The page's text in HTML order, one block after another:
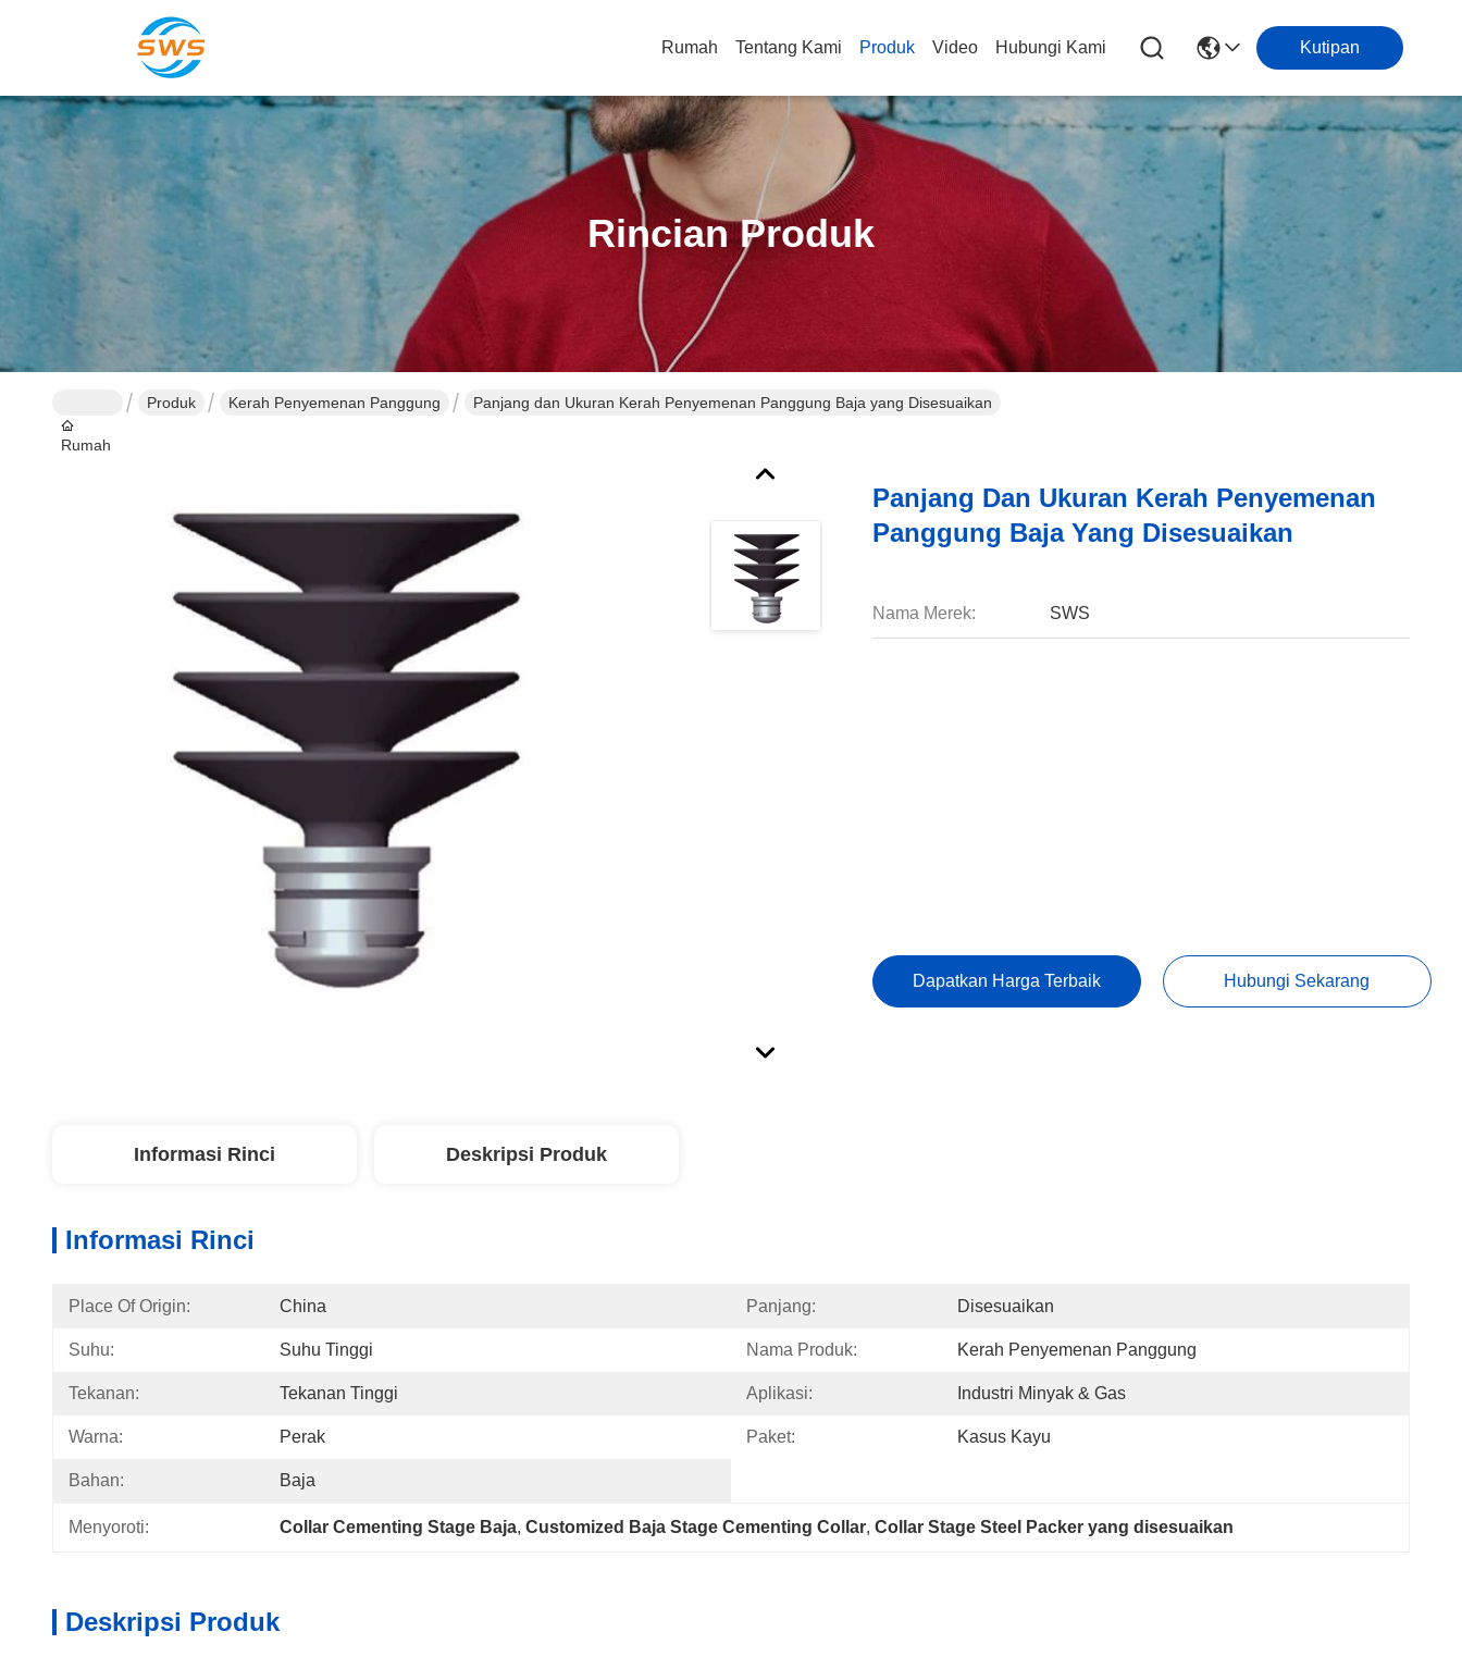
Rumah Tentang Kami Produk Video Hubungi Kami Kutipan
Rincian Produk
Rumah
Produk Kerah Penyemenan Panggung Panjang dan Ukuran Kerah Penyemenan Panggung Baja yang Disesuaikan
Panjang Dan Ukuran Kerah Penyemenan
Panggung Baja Yang Disesuaikan
Nama Merek: SWS
Dapatkan Harga Terbaik Hubungi Sekarang
Informasi Rinci Deskripsi Produk
Informasi Rinci
Place Of Origin: China Panjang: Disesuaikan
Suhu: Suhu Tinggi Nama Produk: Kerah Penyemenan Panggung
Tekanan: Tekanan Tinggi Aplikasi: Industri Minyak & Gas
Warna: Perak Paket: Kasus Kayu
Bahan: Baja
Menyoroti: Collar Cementing Stage Baja, Customized Baja Stage Cementing Collar, Collar Stage Steel Packer yang disesuaikan
Deskripsi Produk